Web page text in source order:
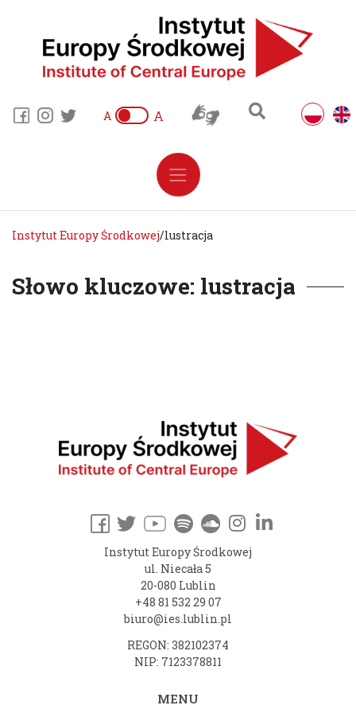
A A
Instytut Europy Środkowej/lustracja
Słowo kluczowe: lustracja
Instytut Europy Środkowej
ul. Niecała 5
20-080 Lublin
+48 81 532 29 07
biuro@ies.lublin.pl
REGON: 382102374
NIP: 7123378811
MENU